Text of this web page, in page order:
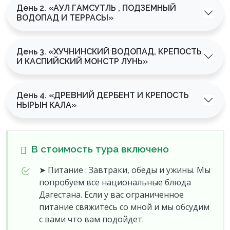
Утро с видом на горы и закат средь высоких
День 2. «АУЛ ГАМСУТЛЬ , ПОДЗЕМНЫЙ
ВОДОПАД И ТЕРРАСЫ»
День 3. «ХУЧНИНСКИЙ ВОДОПАД, КРЕПОСТЬ
И КАСПИЙСКИЙ МОНСТР ЛУНЬ»
День 4. «ДРЕВНИЙ ДЕРБЕНТ И КРЕПОСТЬ
НЫРЫН КАЛА»
В стоимость тура включено
➤ Питание : Завтраки, обеды и ужины. Мы
попробуем все национальные блюда
Дагестана. Если у вас ограниченное
питание свяжитесь со мной и мы обсудим
с вами что вам подойдет.